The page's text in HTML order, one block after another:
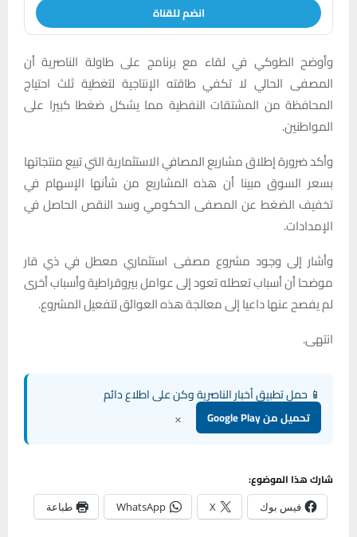
انضم للقناة
وأوضح الطوكي في لقاء مع برنامج على طاولة الناصرية أن
المصفى الحالي لا تكفي طاقته الإنتاجية لتغطية ثلث احتياج
المحافظة من المشتقات النفطية مما يشكل ضغطا كبيرا على
المواطنين.
وأكد ضرورة إطلاق مشاريع المصافي الاستثمارية التي تبيع منتجاتها
بسعر السوق مبينا أن هذه المشاريع من شأنها الإسهام في
تخفيف الضغط عن المصفى الحكومي وسد النقص الحاصل في
الإمدادات.
وأشار إلى وجود مشروع مصفى استثماري معطل في ذي قار
موضحا أن أسباب تعطله تعود إلى عوامل بيروقراطية وأسباب أخرى
لم يفصح عنها داعيا إلى معالجة هذه العوائق لتفعيل المشروع.
انتهى.
📱 حمل تطبيق أخبار الناصرية وكن على اطلاع دائم
تحميل من Google Play ×
شارك هذا الموضوع:
فيس بوك X
WhatsApp طباعة